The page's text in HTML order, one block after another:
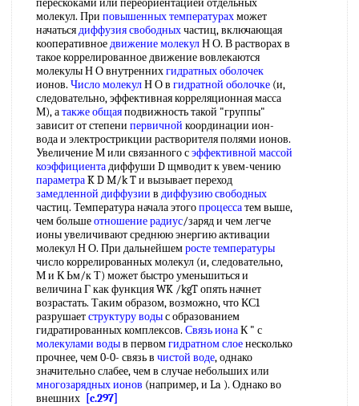
перескоками или переориентацией отдельных
молекул. При повышенных температурахможет
начатьсядиффузия свободныхчастиц, включающая
кооперативноедвижение молекулН О. В растворах в
такое коррелированное движение вовлекаются
молекулы Н О внутреннихгидратных оболочек
ионов. Число молекулН О в гидратной оболочке (и,
следовательно, эффективная корреляционная масса
М), атакже общаяподвижность такой "группы"
зависит от степени первичной координации ион-
вода и электрострикции растворителя полями ионов.
Увеличение М или связанного сэффективной массой
коэффициентадиффуши D щмводит к увем-чению
параметраK D M/k T и вызывает переход
замедленной диффузии в диффузию свободных
частиц. Температура начала этогопроцессатем выше,
чем большеотношение радиус/заряд и чем легче
ионы увеличивают среднюю энергию активации
молекул Н О. При дальнейшемросте температуры
число коррелированных молекул (и, следовательно,
М и К Ьм/к Т) может быстро уменьшиться и
величина Г как функция WK /kgT опять начнет
возрастать. Таким образом, возможно, что КС1
разрушаетструктуру водыс образованием
гидратированных комплексов. Связь ионаК " с
молекулами водыв первомгидратном слоенесколько
прочнее, чем 0-0- связь в чистой воде, однако
значительно слабее, чем в случае небольших или
многозарядных ионов (например, и La ). Однако во
внешних [c.297]